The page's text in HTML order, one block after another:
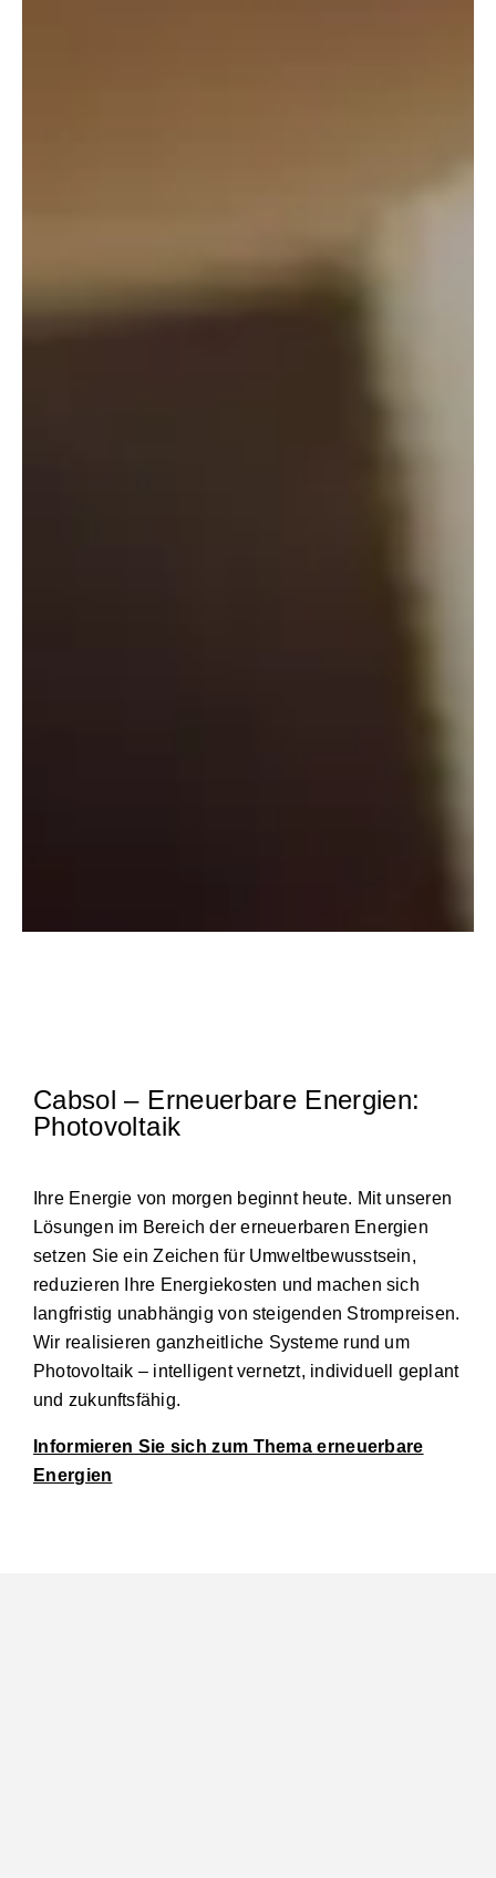
Cabsol – Erneuerbare Energien:
Photovoltaik
Ihre Energie von morgen beginnt heute. Mit unseren
Lösungen im Bereich der erneuerbaren Energien
setzen Sie ein Zeichen für Umweltbewusstsein,
reduzieren Ihre Energiekosten und machen sich
langfristig unabhängig von steigenden Strompreisen.
Wir realisieren ganzheitliche Systeme rund um
Photovoltaik – intelligent vernetzt, individuell geplant
und zukunftsfähig.
Informieren Sie sich zum Thema erneuerbare
Energien